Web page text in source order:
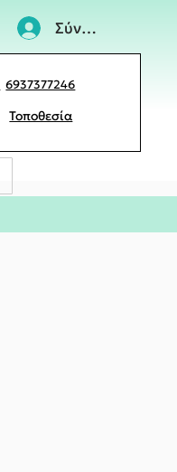
Σύνδεση
6937377246
Τοποθεσία